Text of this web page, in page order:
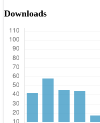
Downloads